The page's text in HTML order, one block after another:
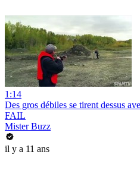
1:14
Des gros débiles se tirent dessus
FAIL
Mister Buzz
il y a 11 ans